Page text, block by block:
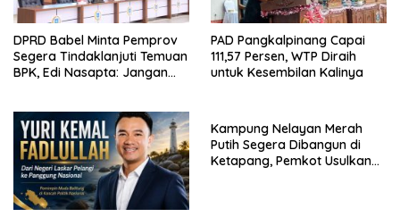
DPRD Babel Minta Pemprov
Segera Tindaklanjuti Temuan
BPK, Edi Nasapta: Jangan
PAD Pangkalpinang Capai
111,57 Persen, WTP Diraih
untuk Kesembilan Kalinya
Kampung Nelayan Merah
Putih Segera Dibangun di
Ketapang, Pemkot Usulkan